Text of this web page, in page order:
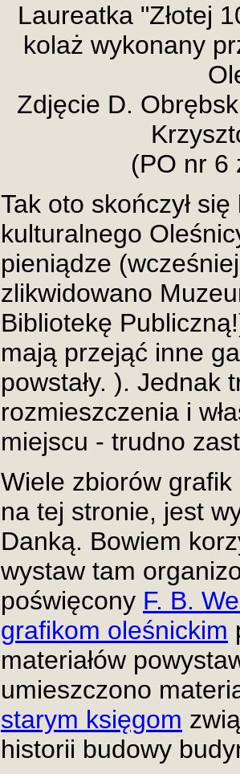
Laureatka "Złotej
kolaż wykonany
Zdjęcie D.
(PO nr 6
Tak oto skończył
kulturalnego
pieniądze
zlikwidowano
Bibliotekę
mają przejąć inne
powstały. ). Jednak
rozmieszczenia i
miejscu - trudno
Wiele zbiorów
na tej stronie, jest
Danką. Bowiem
wystaw tam
poświęcony F. B.
grafikom oleśnickim
materiałów
umieszczono
starym księgom
historii budowy